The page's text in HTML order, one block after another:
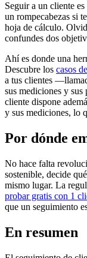
Seguir a un cliente
un rompecabezas si
hoja de cálculo.
confundes dos
Ahí es donde una
Descubre los casos
a tus clientes
sus mediciones y sus
cliente dispone
y sus mediciones, lo
Por dónde
No hace falta
sostenible, decide
mismo lugar. La
probar gratis con 1
que un seguimiento
En resumen